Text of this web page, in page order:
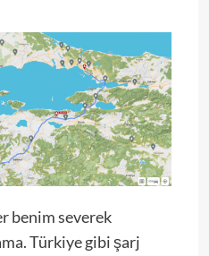
benim severek
Türkiye gibi şarj